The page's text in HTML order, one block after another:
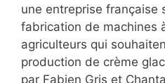
une entreprise française
fabrication de machines
agriculteurs qui
production de crème
par Fabien Gris et